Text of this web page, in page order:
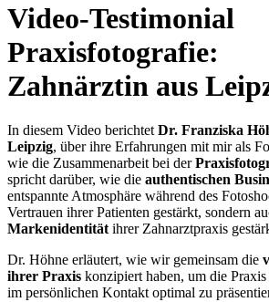
Video-Testimonial
Praxisfotografie:
Zahnärztin aus
In diesem Video berichtet Dr. Franziska
Leipzig, über ihre Erfahrungen mit mir als
wie die Zusammenarbeit bei der
spricht darüber, wie die authentischen
entspannte Atmosphäre während des
Vertrauen ihrer Patienten gestärkt, sondern
Markenidentität ihrer Zahnarztpraxis
Dr. Höhne erläutert, wie wir gemeinsam die
ihrer Praxis konzipiert haben, um die
im persönlichen Kontakt optimal zu